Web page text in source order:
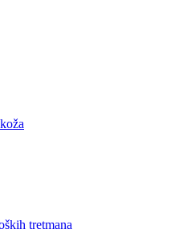
tretmana